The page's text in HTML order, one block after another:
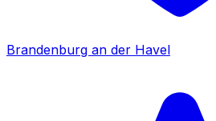
Brandenburg an der Havel